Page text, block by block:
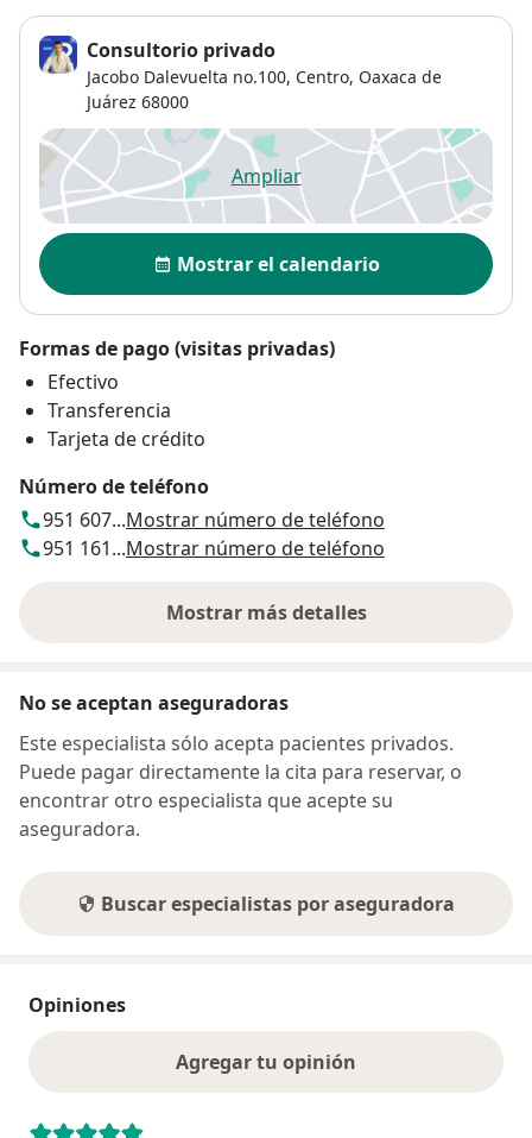
Consultorio privado
Jacobo Dalevuelta no.100, Centro, Oaxaca de
Juárez 68000
Ampliarse abre en una nueva
Disponibilidad
Mostrar el calendario
Formas de pago (visitas privadas)
Efectivo
Transferencia
Tarjeta de crédito
Número de teléfono
951 607...Mostrar número de teléfono
951 161...Mostrar número de teléfono
Mostrar más detalles
sobre la dirección
No se aceptan aseguradoras
Este especialista sólo acepta pacientes privados.
Puede pagar directamente la cita para reservar, o
encontrar otro especialista que acepte su
aseguradora.
Buscar especialistas por aseguradora
Opiniones
Agregar tu opinión